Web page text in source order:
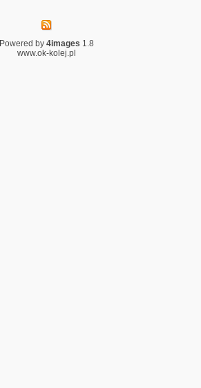
Powered by 4images 1.8
www.ok-kolej.pl